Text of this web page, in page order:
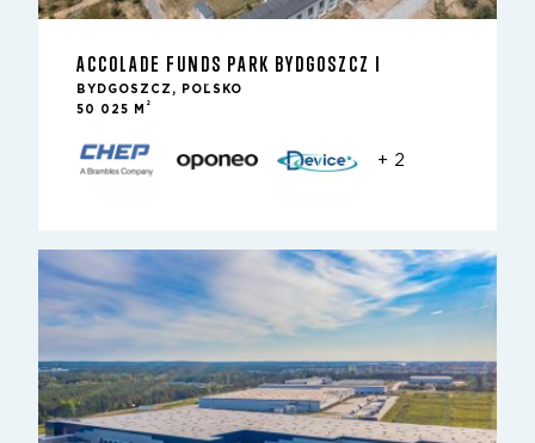
ACCOLADE FUNDS PARK BYDGOSZCZ I
BYDGOSZCZ, POĽSKO
50 025 M
2
+ 2